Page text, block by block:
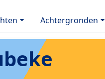
Achtergronden